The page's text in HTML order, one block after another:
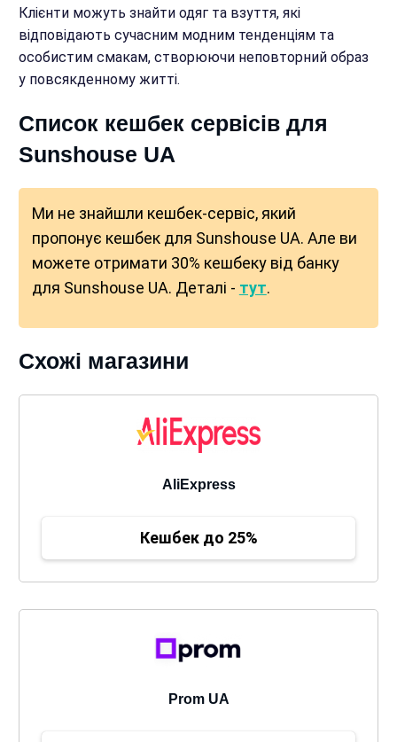
Клієнти можуть знайти одяг та взуття, які
відповідають сучасним модним тенденціям та
особистим смакам, створюючи неповторний образ
у повсякденному житті.
Список кешбек сервісів для
Sunshouse UA
Ми не знайшли кешбек-сервіс, який
пропонує кешбек для Sunshouse UA. Але ви
можете отримати 30% кешбеку від банку
для Sunshouse UA. Деталі - тут.
Схожі магазини
AliExpress
Кешбек до 25%
Prom UA